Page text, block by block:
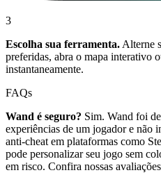
3
Escolha sua ferramenta. Alterne
preferidas, abra o mapa interativo
instantaneamente.
FAQs
Wand é seguro? Sim. Wand foi
experiências de um jogador e não
anti-cheat em plataformas como
pode personalizar seu jogo sem
em risco. Confira nossas